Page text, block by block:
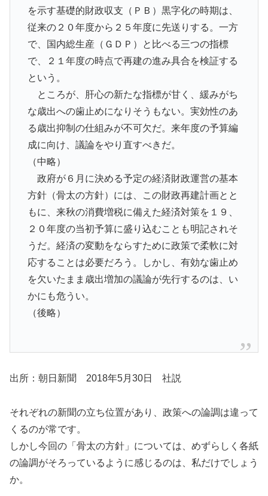
を示す基礎的財政収支（ＰＢ）黒字化の時期は、
従来の２０年度から２５年度に先送りする。一方
で、国内総生産（ＧＤＰ）と比べる三つの指標
で、２１年度の時点で再建の進み具合を検証する
という。
ところが、肝心の新たな指標が甘く、緩みがち
な歳出への歯止めになりそうもない。実効性のあ
る歳出抑制の仕組みが不可欠だ。来年度の予算編
成に向け、議論をやり直すべきだ。
（中略）
政府が６月に決める予定の経済財政運営の基本
方針（骨太の方針）には、この財政再建計画とと
もに、来秋の消費増税に備えた経済対策を１９、
２０年度の当初予算に盛り込むことも明記されそ
うだ。経済の変動をならすために政策で柔軟に対
応することは必要だろう。しかし、有効な歯止め
を欠いたまま歳出増加の議論が先行するのは、い
かにも危うい。
（後略）
出所：朝日新聞 2018年5月30日 社説
それぞれの新聞の立ち位置があり、政策への論調は違って
くるのが常です。
しかし今回の「骨太の方針」については、めずらしく各紙
の論調がそろっているように感じるのは、私だけでしょう
か。